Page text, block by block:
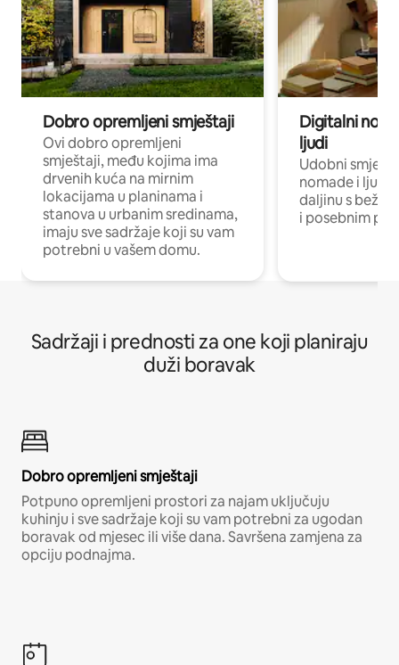
Dobro opremljeni smještaji
Ovi dobro opremljeni
smještaji, među kojima ima
drvenih kuća na mirnim
lokacijama u planinama i
stanova u urbanim sredinama,
imaju sve sadržaje koji su vam
potrebni u vašem domu.
Digitalni
ljudi
Udobni
nomade i ljude
daljinu s
i posebnim
Sadržaji i prednosti za one koji planiraju
duži boravak
Dobro opremljeni smještaji
Potpuno opremljeni prostori za najam uključuju
kuhinju i sve sadržaje koji su vam potrebni za ugodan
boravak od mjesec ili više dana. Savršena zamjena za
opciju podnajma.